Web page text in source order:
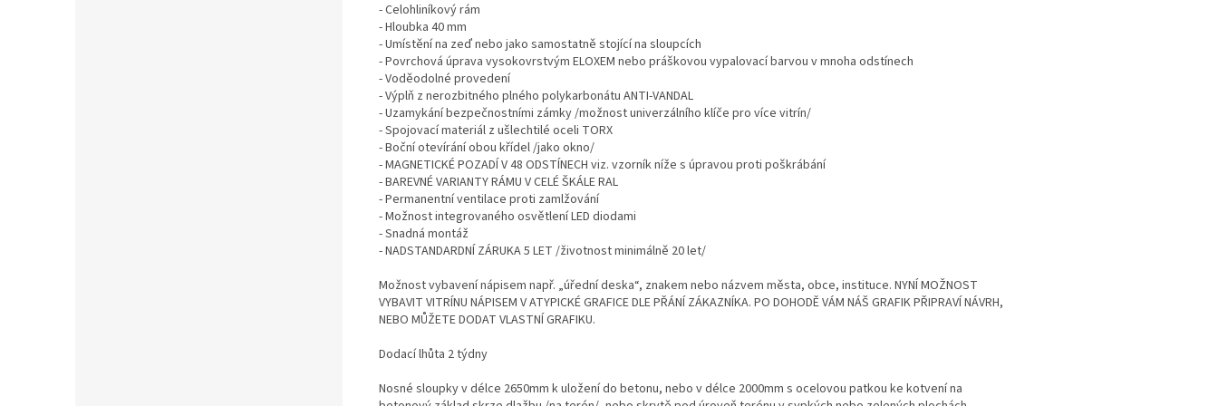
- Celohliníkový rám
- Hloubka 40 mm
- Umístění na zeď nebo jako samostatně stojící na sloupcích
- Povrchová úprava vysokovrstvým ELOXEM nebo práškovou vypalovací barvou v mnoha odstínech
- Voděodolné provedení
- Výplň z nerozbitného plného polykarbonátu ANTI-VANDAL
- Uzamykání bezpečnostními zámky /možnost univerzálního klíče pro více vitrín/
- Spojovací materiál z ušlechtilé oceli TORX
- Boční otevírání obou křídel /jako okno/
- MAGNETICKÉ POZADÍ V 48 ODSTÍNECH viz. vzorník níže s úpravou proti poškrábání
- BAREVNÉ VARIANTY RÁMU V CELÉ ŠKÁLE RAL
- Permanentní ventilace proti zamlžování
- Možnost integrovaného osvětlení LED diodami
- Snadná montáž
- NADSTANDARDNÍ ZÁRUKA 5 LET /životnost minimálně 20 let/
Možnost vybavení nápisem např. „úřední deska“, znakem nebo názvem města, obce, instituce. NYNÍ MOŽNOST
VYBAVIT VITRÍNU NÁPISEM V ATYPICKÉ GRAFICE DLE PŘÁNÍ ZÁKAZNÍKA. PO DOHODĚ VÁM NÁŠ GRAFIK PŘIPRAVÍ NÁVRH,
NEBO MŮŽETE DODAT VLASTNÍ GRAFIKU.
Dodací lhůta 2 týdny
Nosné sloupky v délce 2650mm k uložení do betonu, nebo v délce 2000mm s ocelovou patkou ke kotvení na